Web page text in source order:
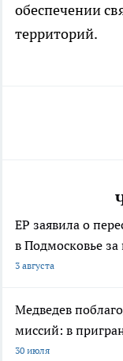
обеспечении
территорий.
ЕР заявила о
в Подмосковье за
3 августа
Медведев
миссий: в
30 июля